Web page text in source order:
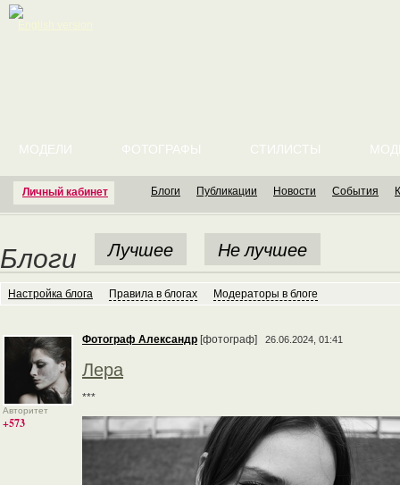
Личный кабинет
МОДЕЛИ ФОТОГРАФЫ СТИЛИСТЫ
Блоги Публикации Новости События
Блоги Лучшее Не лучшее
Настройка блога Правила в блогах Модераторы в блоге
Авторитет
+573
Фотограф Александр [фотограф] 26.06.2024, 01:41
Лера
***